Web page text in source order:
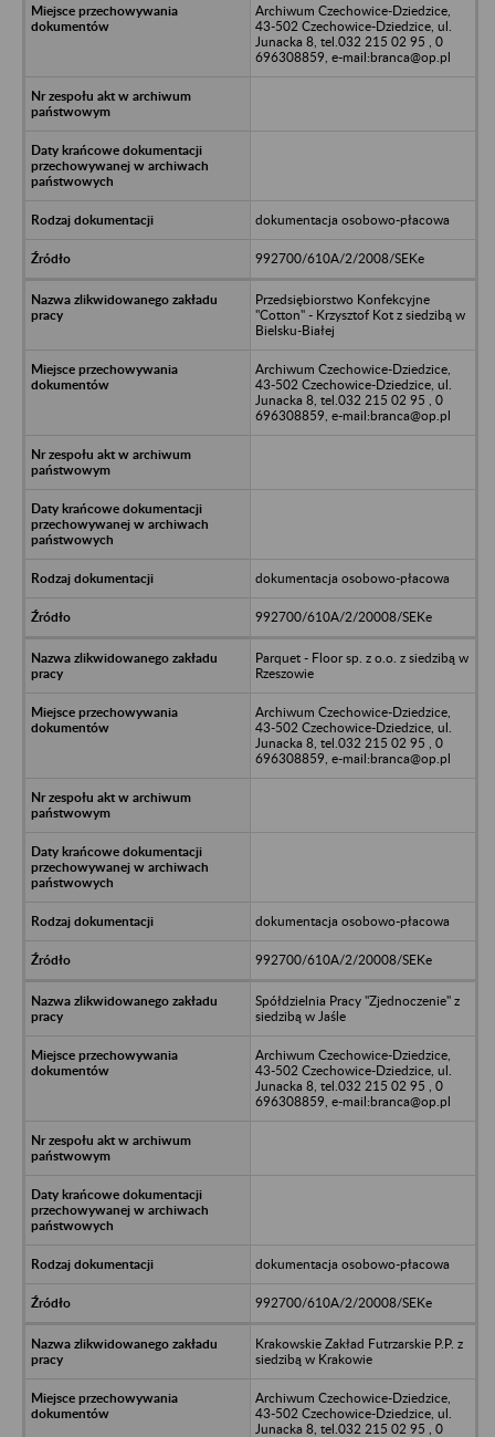
Archiwum Czechowice-Dziedzice,
43-502 Czechowice-Dziedzice, ul.
Junacka 8, tel.032 215 02 95 , 0
696308859, e-mail:branca@op.pl
dokumentacja osobowo-płacowa
992700/610A/2/2008/SEKe
Przedsiębiorstwo Konfekcyjne
"Cotton" - Krzysztof Kot z siedzibą w
Bielsku-Białej
Archiwum Czechowice-Dziedzice,
43-502 Czechowice-Dziedzice, ul.
Junacka 8, tel.032 215 02 95 , 0
696308859, e-mail:branca@op.pl
dokumentacja osobowo-płacowa
992700/610A/2/20008/SEKe
Parquet - Floor sp. z o.o. z siedzibą w
Rzeszowie
Archiwum Czechowice-Dziedzice,
43-502 Czechowice-Dziedzice, ul.
Junacka 8, tel.032 215 02 95 , 0
696308859, e-mail:branca@op.pl
dokumentacja osobowo-płacowa
992700/610A/2/20008/SEKe
Spółdzielnia Pracy "Zjednoczenie" z
siedzibą w Jaśle
Archiwum Czechowice-Dziedzice,
43-502 Czechowice-Dziedzice, ul.
Junacka 8, tel.032 215 02 95 , 0
696308859, e-mail:branca@op.pl
dokumentacja osobowo-płacowa
992700/610A/2/20008/SEKe
Krakowskie Zakład Futrzarskie P.P. z
siedzibą w Krakowie
Archiwum Czechowice-Dziedzice,
43-502 Czechowice-Dziedzice, ul.
Junacka 8, tel.032 215 02 95 , 0